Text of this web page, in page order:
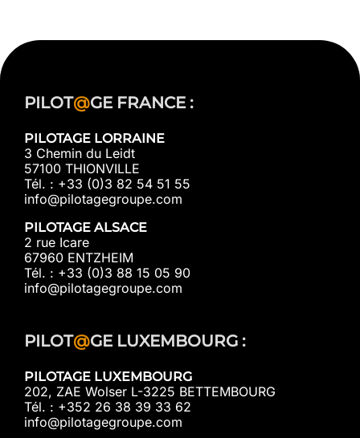
PILOT@GE FRANCE :
PILOTAGE LORRAINE
3 Chemin du Leidt
57100 THIONVILLE
Tél. : +33 (0)3 82 54 51 55
info@pilotagegroupe.com
PILOTAGE ALSACE
2 rue Icare
67960 ENTZHEIM
Tél. : +33 (0)3 88 15 05 90
info@pilotagegroupe.com
PILOT@GE LUXEMBOURG :
PILOTAGE LUXEMBOURG
202, ZAE Wolser L-3225 BETTEMBOURG
Tél. : +352 26 38 39 33 62
info@pilotagegroupe.com